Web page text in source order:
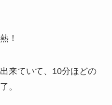
！
来ていて、10分ほどの
。